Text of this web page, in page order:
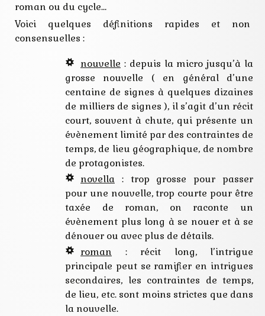
roman ou du cycle…
Voici quelques définitions rapides et non
consensuelles :
nouvelle : depuis la micro jusqu’à la
grosse nouvelle ( en général d’une
centaine de signes à quelques dizaines
de milliers de signes ), il s’agit d’un récit
court, souvent à chute, qui présente un
évènement limité par des contraintes de
temps, de lieu géographique, de nombre
de protagonistes.
novella : trop grosse pour passer
pour une nouvelle, trop courte pour être
taxée de roman, on raconte un
évènement plus long à se nouer et à se
dénouer ou avec plus de détails.
roman : récit long, l’intrigue
principale peut se ramifier en intrigues
secondaires, les contraintes de temps,
de lieu, etc. sont moins strictes que dans
la nouvelle.